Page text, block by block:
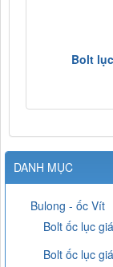
Bolt
DANH MỤC
Bulong - ốc Vít
Bolt ốc lục
Bolt ốc lục